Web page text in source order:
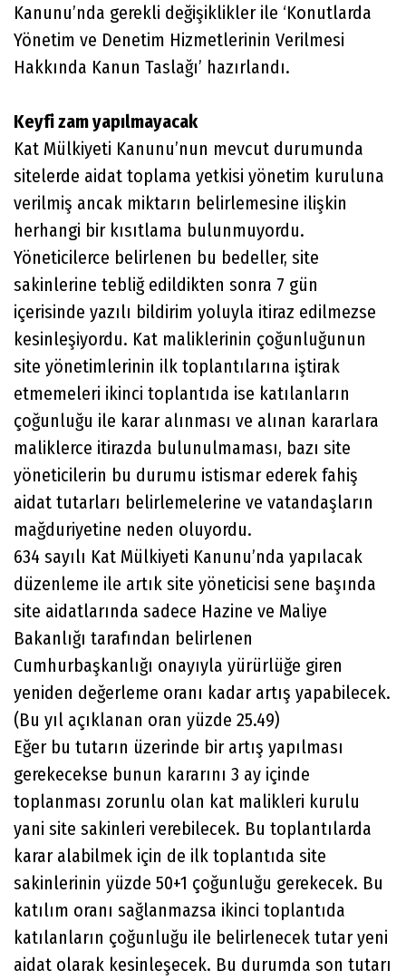
Kanunu’nda gerekli değişiklikler ile ‘Konutlarda
Yönetim ve Denetim Hizmetlerinin Verilmesi
Hakkında Kanun Taslağı’ hazırlandı.
Keyfi zam yapılmayacak
Kat Mülkiyeti Kanunu’nun mevcut durumunda
sitelerde aidat toplama yetkisi yönetim kuruluna
verilmiş ancak miktarın belirlemesine ilişkin
herhangi bir kısıtlama bulunmuyordu.
Yöneticilerce belirlenen bu bedeller, site
sakinlerine tebliğ edildikten sonra 7 gün
içerisinde yazılı bildirim yoluyla itiraz edilmezse
kesinleşiyordu. Kat maliklerinin çoğunluğunun
site yönetimlerinin ilk toplantılarına iştirak
etmemeleri ikinci toplantıda ise katılanların
çoğunluğu ile karar alınması ve alınan kararlara
maliklerce itirazda bulunulmaması, bazı site
yöneticilerin bu durumu istismar ederek fahiş
aidat tutarları belirlemelerine ve vatandaşların
mağduriyetine neden oluyordu.
634 sayılı Kat Mülkiyeti Kanunu’nda yapılacak
düzenleme ile artık site yöneticisi sene başında
site aidatlarında sadece Hazine ve Maliye
Bakanlığı tarafından belirlenen
Cumhurbaşkanlığı onayıyla yürürlüğe giren
yeniden değerleme oranı kadar artış yapabilecek.
(Bu yıl açıklanan oran yüzde 25.49)
Eğer bu tutarın üzerinde bir artış yapılması
gerekecekse bunun kararını 3 ay içinde
toplanması zorunlu olan kat malikleri kurulu
yani site sakinleri verebilecek. Bu toplantılarda
karar alabilmek için de ilk toplantıda site
sakinlerinin yüzde 50+1 çoğunluğu gerekecek. Bu
katılım oranı sağlanmazsa ikinci toplantıda
katılanların çoğunluğu ile belirlenecek tutar yeni
aidat olarak kesinleşecek. Bu durumda son tutarı